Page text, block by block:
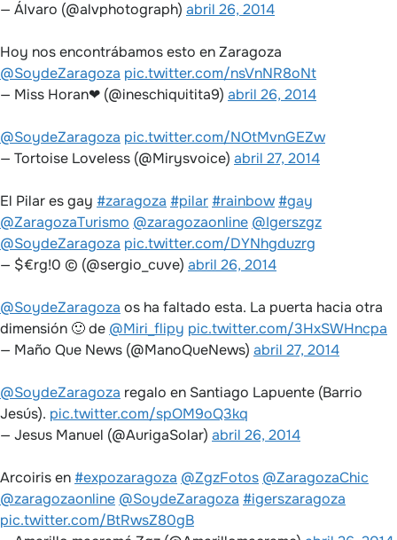
— Álvaro (@alvphotograph) abril 26, 2014
Hoy nos encontrábamos esto en Zaragoza
@SoydeZaragoza pic.twitter.com/nsVnNR8oNt
— Miss Horan❤ (@ineschiquitita9) abril 26, 2014
@SoydeZaragoza pic.twitter.com/NOtMvnGEZw
— Tortoise Loveless (@Mirysvoice) abril 27, 2014
El Pilar es gay #zaragoza #pilar #rainbow #gay
@ZaragozaTurismo @zaragozaonline @Igerszgz
@SoydeZaragoza pic.twitter.com/DYNhgduzrg
— $€rg!0 © (@sergio_cuve) abril 26, 2014
@SoydeZaragoza os ha faltado esta. La puerta hacia otra
dimensión 🙂 de @Miri_flipy pic.twitter.com/3HxSWHncpa
— Maño Que News (@ManoQueNews) abril 27, 2014
@SoydeZaragoza regalo en Santiago Lapuente (Barrio
Jesús). pic.twitter.com/spOM9oQ3kq
— Jesus Manuel (@AurigaSolar) abril 26, 2014
Arcoiris en #expozaragoza @ZgzFotos @ZaragozaChic
@zaragozaonline @SoydeZaragoza #igerszaragoza
pic.twitter.com/BtRwsZ80gB